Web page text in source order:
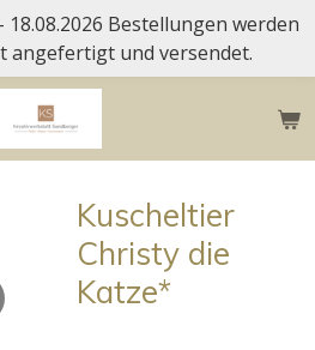
18.08.2026 Bestellungen werden
angefertigt und versendet.
Kuscheltier
Christy die
Katze*